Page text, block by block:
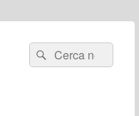
Cerca:Cerca